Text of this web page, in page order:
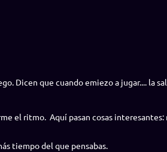
Dicen que cuando emiezo a jugar.... la
el ritmo. Aquí pasan cosas
tiempo del que pensabas.